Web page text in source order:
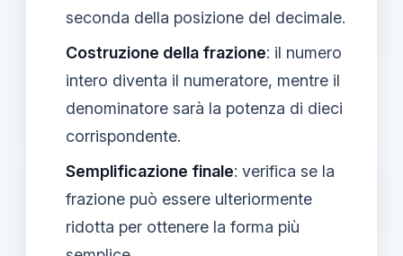
seconda della posizione del decimale.
Costruzione della frazione: il numero
intero diventa il numeratore, mentre il
denominatore sarà la potenza di dieci
corrispondente.
Semplificazione finale: verifica se la
frazione può essere ulteriormente
ridotta per ottenere la forma più